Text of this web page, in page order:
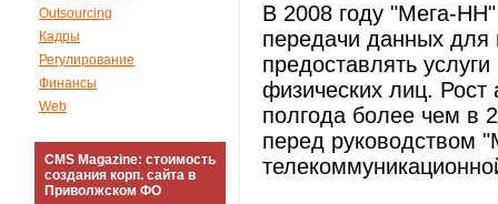
Outsourcing
Кадры
Регулирование
Финансы
Web
CMS Magazine: стоимость
создания корп. сайта в
Приволжском ФО
В 2008 году "Мега-
передачи данных для
предоставлять
физических лиц. Рост
полгода более чем в
перед руководством